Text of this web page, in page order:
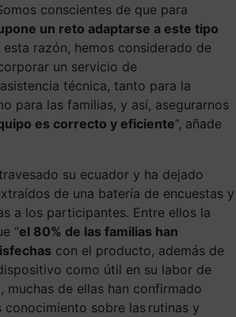
conscientes de que para
un reto adaptarse a este tipo
esta razón, hemos considerado de
un servicio de
técnica, tanto para la
para las familias, y así, asegurarnos
es correcto y eficiente”, añade
su ecuador y ha dejado
de una batería de encuestas y
a los participantes. Entre ellos la
“el 80% de las familias han
con el producto, además de
como útil en su labor de
muchas de ellas han confirmado
sobre las rutinas y